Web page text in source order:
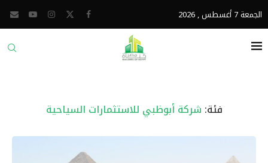
الجمعة 7 أغسطس , 2026
فئة: شركة أبوظبي للاستثمارات السياحية